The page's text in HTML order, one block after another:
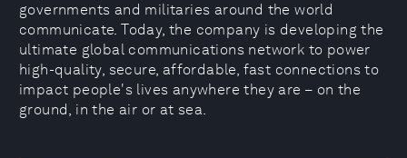
governments and militaries around the world
communicate. Today, the company is developing the
ultimate global communications network to power
high-quality, secure, affordable, fast connections to
impact people's lives anywhere they are – on the
ground, in the air or at sea.